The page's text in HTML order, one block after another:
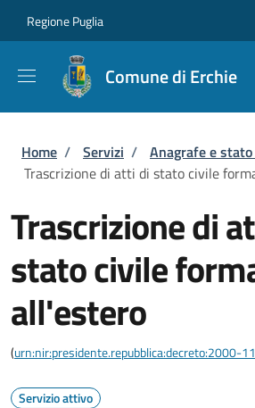
Regione Puglia
Comune di Erchie
Briciole di pane
Home / Servizi / Anagrafe e
Trascrizione di atti di stato civile
Trascrizione di
stato civile
all'estero
(urn:nir:presidente.repubblica:decreto:2000-
Servizio attivo